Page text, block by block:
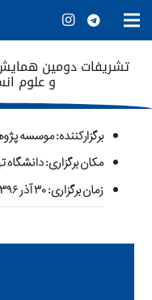
تشریفات دومین
و علوم
برگزارکننده: موسسه
مکان برگزاری: دانشگاه
زمان برگزاری: ۳۰ آذر ۱۳۹۶